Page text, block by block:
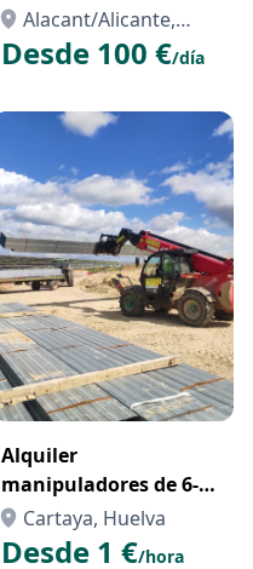
Faresin FS 6 26
Alacant/Alicante,
Alicante/Alacant
Desde 100 €/día
Alquiler
manipuladores de 6-
12-14-17 metros
Cartaya, Huelva
Desde 1 €/hora